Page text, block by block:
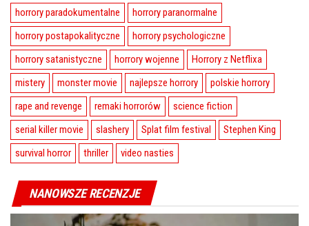
horrory paradokumentalne
horrory paranormalne
horrory postapokalityczne
horrory psychologiczne
horrory satanistyczne
horrory wojenne
Horrory z Netflixa
mistery
monster movie najlepsze horrory
polskie horrory
rape and revenge
remaki horrorów
science fiction
serial killer movie
slashery Splat film festival
Stephen King
survival horror
thriller video nasties
NANOWSZE RECENZJE